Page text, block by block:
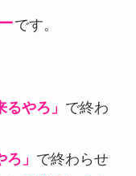
です。
るやろ」 で終わ
」 で終わらせ